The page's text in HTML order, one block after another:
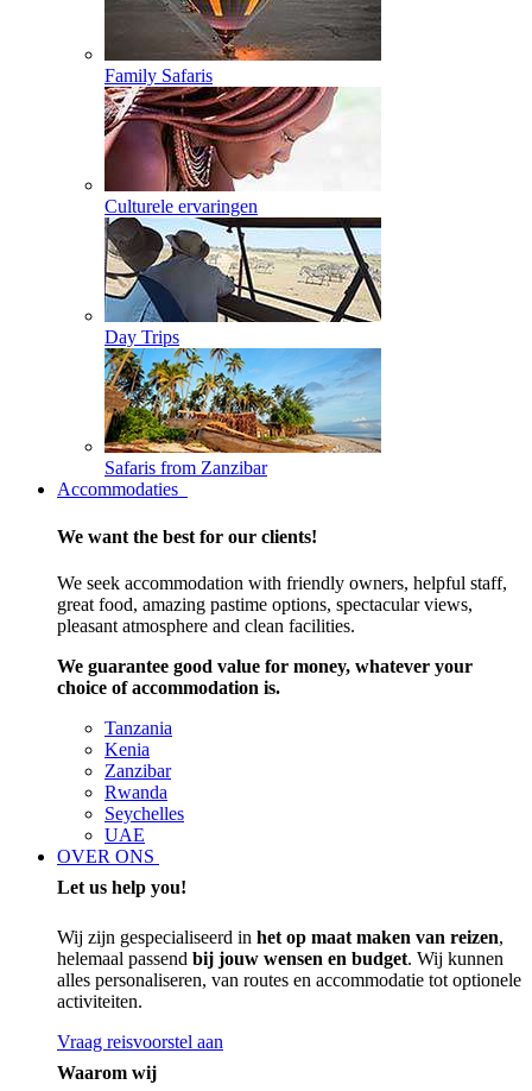
Family Safaris
Culturele ervaringen
Day Trips
Safaris from Zanzibar
Accommodaties
We want the best for our clients!
We seek accommodation with friendly owners, helpful staff,
great food, amazing pastime options, spectacular views,
pleasant atmosphere and clean facilities.
We guarantee good value for money, whatever your
choice of accommodation is.
Tanzania
Kenia
Zanzibar
Rwanda
Seychelles
UAE
OVER ONS
Let us help you!
Wij zijn gespecialiseerd in het op maat maken van reizen,
helemaal passend bij jouw wensen en budget. Wij kunnen
alles personaliseren, van routes en accommodatie tot optionele
activiteiten.
Vraag reisvoorstel aan
Waarom wij